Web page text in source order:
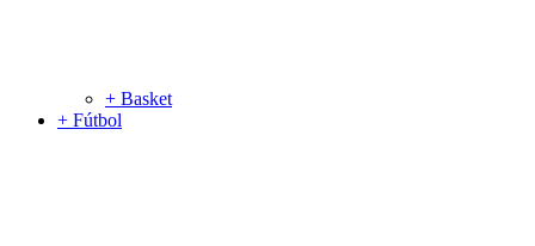
+ Basket
+ Fútbol